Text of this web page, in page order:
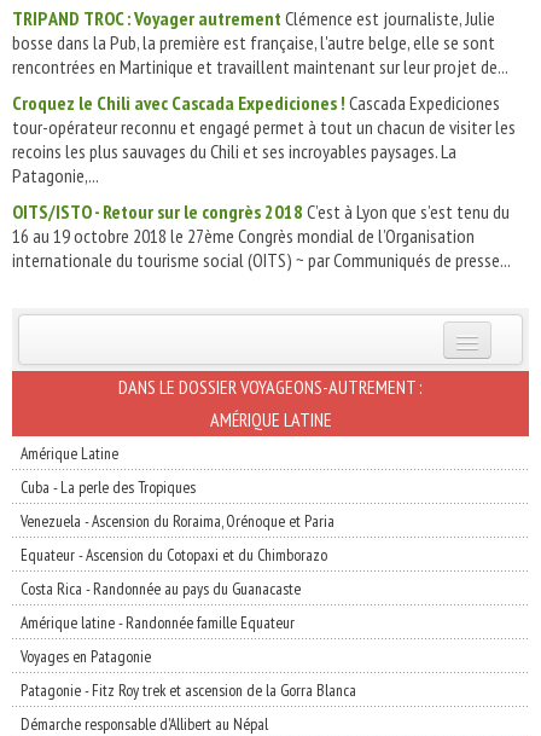
TRIP AND TROC : Voyager autrement Clémence est journaliste, Julie
bosse dans la Pub, la première est française, l'autre belge, elle se sont
rencontrées en Martinique et travaillent maintenant sur leur projet de...
Croquez le Chili avec Cascada Expediciones ! Cascada Expediciones
tour-opérateur reconnu et engagé permet à tout un chacun de visiter les
recoins les plus sauvages du Chili et ses incroyables paysages. La
Patagonie,...
OITS/ISTO - Retour sur le congrès 2018 C’est à Lyon que s’est tenu du
16 au 19 octobre 2018 le 27ème Congrès mondial de l’Organisation
internationale du tourisme social (OITS) ~ par Communiqués de presse...
INSCRIVEZ-VOUS | ABONNEZ-VOUS
DANS LE DOSSIER VOYAGEONS-AUTREMENT :
AMÉRIQUE LATINE
Amérique Latine
Cuba - La perle des Tropiques
Venezuela - Ascension du Roraima, Orénoque et Paria
Equateur - Ascension du Cotopaxi et du Chimborazo
Costa Rica - Randonnée au pays du Guanacaste
Amérique latine - Randonnée famille Equateur
Voyages en Patagonie
Patagonie - Fitz Roy trek et ascension de la Gorra Blanca
Démarche responsable d'Allibert au Népal